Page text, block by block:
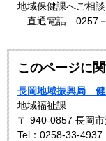
地域保健課へご相談
直通電話 0257－
このページに
長岡地域振興局 健
地域福祉課
〒 940-0857 長岡
Tel：0258-33-4937